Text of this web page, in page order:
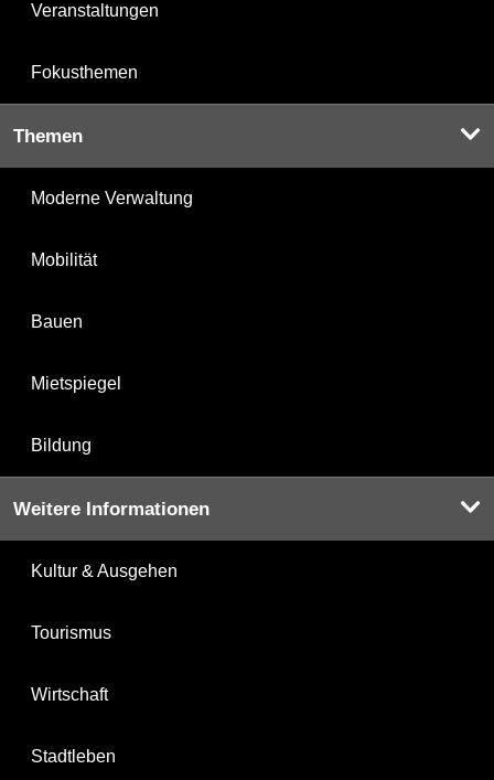
Veranstaltungen
Fokusthemen
Themen
Moderne Verwaltung
Mobilität
Bauen
Mietspiegel
Bildung
Weitere Informationen
Kultur & Ausgehen
Tourismus
Wirtschaft
Stadtleben